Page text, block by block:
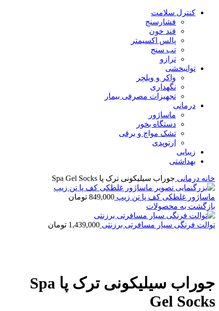
کنترل سلامت
فشارسنج
قند خون
پالس اکسیمتر
تب سنج
ترازو
توانبخشی
واکر و ویلچر
نگهداری
تجهیزات مصرفی بیمار
درمانی
ماساژور
دستگاه بخور
تشک مواج و برقی
ارتوپدی
زیبایی
بهداشتی
خانه درمانی جوراب سیلیکونی ترک پا Spa Gel Socks
ماساژور غلطکی کف پا تن زیپ 849,000 تومان
بازگشت به محصولات
توالت فرنگی سیار مسافرتی برزنتی 1,439,000 تومان
جوراب سیلیکونی ترک پا Spa
Gel Socks